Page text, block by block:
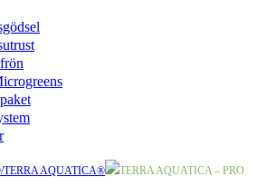
TERRA AQUATICA®
TERRA AQUATICA – PRO